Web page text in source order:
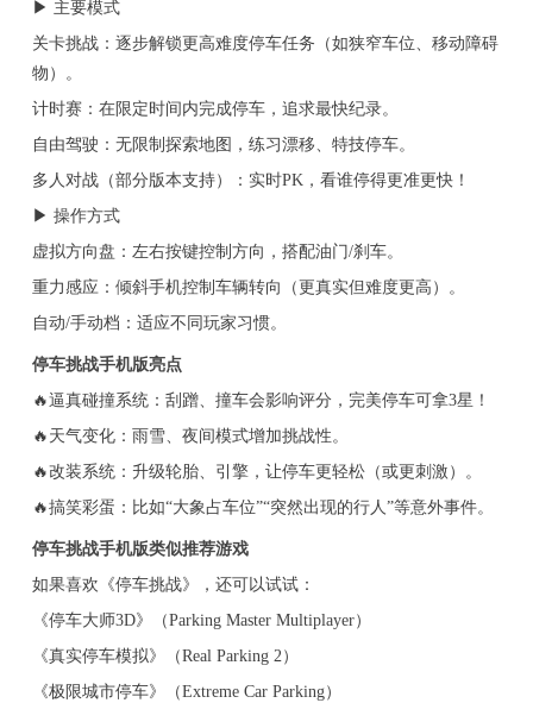
▶ 主要模式
关卡挑战：逐步解锁更高难度停车任务（如狭窄车位、移动障碍
物）。
计时赛：在限定时间内完成停车，追求最快纪录。
自由驾驶：无限制探索地图，练习漂移、特技停车。
多人对战（部分版本支持）：实时PK，看谁停得更准更快！
▶ 操作方式
虚拟方向盘：左右按键控制方向，搭配油门/刹车。
重力感应：倾斜手机控制车辆转向（更真实但难度更高）。
自动/手动档：适应不同玩家习惯。
停车挑战手机版亮点
🔥逼真碰撞系统：刮蹭、撞车会影响评分，完美停车可拿3星！
🔥天气变化：雨雪、夜间模式增加挑战性。
🔥改装系统：升级轮胎、引擎，让停车更轻松（或更刺激）。
🔥搞笑彩蛋：比如“大象占车位”“突然出现的行人”等意外事件。
停车挑战手机版类似推荐游戏
如果喜欢《停车挑战》，还可以试试：
《停车大师3D》（Parking Master Multiplayer）
《真实停车模拟》（Real Parking 2）
《极限城市停车》（Extreme Car Parking）